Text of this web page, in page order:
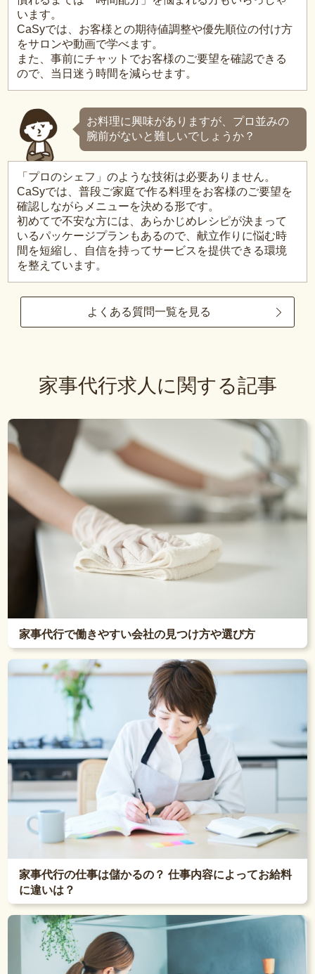
います。
CaSyでは、お客様との期待値調整や優先順位の付け方
をサロンや動画で学べます。
また、事前にチャットでお客様のご要望を確認できる
ので、当日迷う時間を減らせます。
お料理に興味がありますが、プロ並みの
腕前がないと難しいでしょうか？
「プロのシェフ」のような技術は必要ありません。
CaSyでは、普段ご家庭で作る料理をお客様のご要望を
確認しながらメニューを決める形です。
初めてで不安な方には、あらかじめレシピが決まって
いるパッケージプランもあるので、献立作りに悩む時
間を短縮し、自信を持ってサービスを提供できる環境
を整えています。
よくある質問一覧を見る
家事代行求人に関する記事
家事代行で働きやすい会社の見つけ方や選び方
家事代行の仕事は儲かるの？ 仕事内容によってお給料
に違いは？